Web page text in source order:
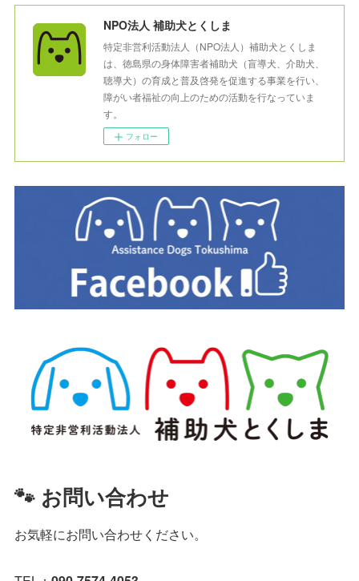
NPO法人 補助犬とくしま
特定非営利活動法人（NPO法人）補助犬とくしま
は、徳島県の身体障害者補助犬（盲導犬、介助犬、
聴導犬）の育成と普及啓発を促進する事業を行い、
障がい者福祉の向上のための活動を行なっていま
す。
フォロー
🐾 お問い合わせ
お気軽にお問い合わせください。